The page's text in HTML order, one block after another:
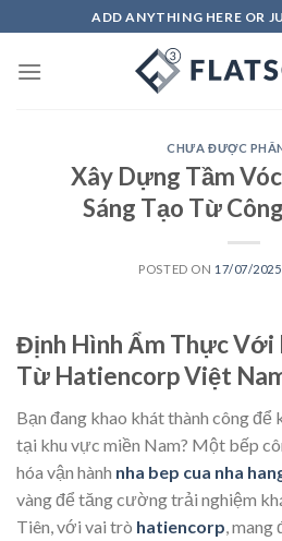
to
content
ADD ANYTHING HERE OR
CHƯA ĐƯỢC
Xây Dựng Tầm
Sáng Tạo Từ
POSTED ON 17/07/2025
Định Hình Ẩm Thực Với
Từ Hatiencorp Việt
Bạn đang khao khát thành công để
tại khu vực miền Nam? Một bếp
hóa vận hành nha bep cua nha
vàng để tăng cường trải nghiệm
Tiên, với vai trò hatiencorp ,